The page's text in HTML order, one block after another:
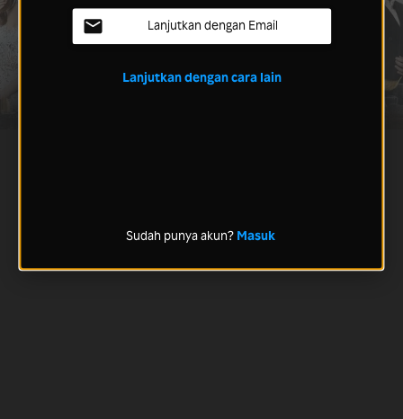
Lanjutkan dengan Email
Lanjutkan dengan cara lain
Sudah punya akun? Masuk